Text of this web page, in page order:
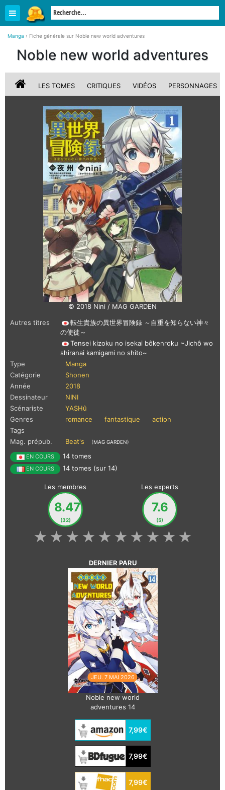
Manga › Fiche générale sur Noble new world adventures
Noble new world adventures
LES TOMES CRITIQUES VIDÉOS PERSONNAGES
© 2018 Nini / MAG GARDEN
Autres titres
転生貴族の異世界冒険録 ～自重を知らない神々
の使徒～
Tensei kizoku no isekai bôkenroku ~Jichô wo
shiranai kamigami no shito~
Type
Manga
Catégorie
Shonen
Année
2018
Dessinateur
NINI
Scénariste
YASHû
Genres
romance fantastique
action
Tags
Mag. prépub.
Beat's (MAG GARDEN)
EN COURS 14 tomes
EN COURS 14 tomes (sur 14)
Les membres
8.47
(32)
Les experts
7.6
(5)
★
★
★
★
★
★
★
★
★
★
DERNIER PARU
JEU. 7 MAI 2026
Noble new world
adventures 14
7,99€
7,99€
7,99€